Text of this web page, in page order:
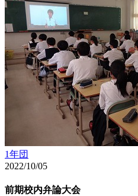
1年団
2022/10/05
前期校内弁論大会